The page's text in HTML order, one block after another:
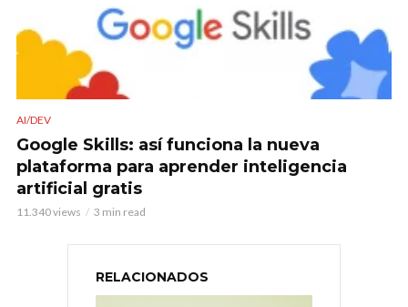
AI/DEV
Google Skills: así funciona la nueva
plataforma para aprender inteligencia
artificial gratis
11.340 views 3 min read
RELACIONADOS